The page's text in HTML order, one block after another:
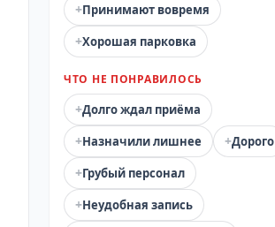
+Принимают вовремя
+Хорошая парковка
ЧТО НЕ ПОНРАВИЛОСЬ
+Долго ждал приёма
+Назначили лишнее +Дорого
+Грубый персонал
+Неудобная запись